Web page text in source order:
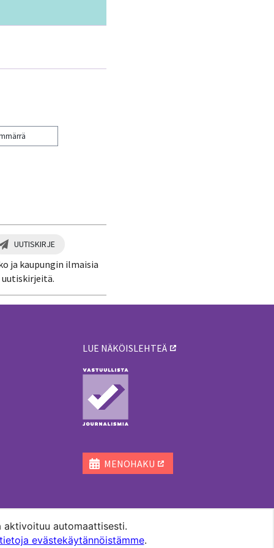
aktivoituu automaattisesti.
evästekäytännöistämme.
UUTISKIRJE
ja kaupungin ilmaisia
uutiskirjeitä.
LUE NÄKÖISLEHTEÄ
MENOHAKU